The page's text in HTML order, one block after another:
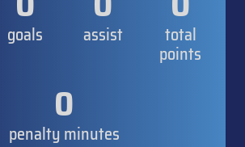
goals assist total
points
0
penalty minutes